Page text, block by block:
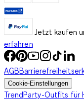
Jetzt kaufen
erfahren
AGB
Cookie-Einstellungen
TrendParty-Outfits für